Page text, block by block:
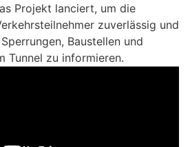
Projekt lanciert, um die
zuverlässig und
Baustellen und
Tunnel zu informieren.